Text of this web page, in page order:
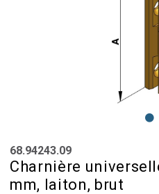
68.94243.09
Charnière
mm, laiton, brut